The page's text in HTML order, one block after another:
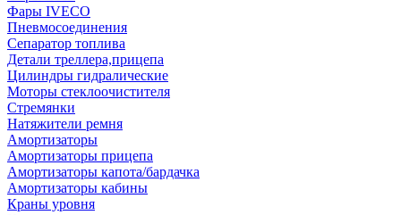
Фары IVECO
Пневмосоединения
Сепаратор топлива
Детали треллера,прицепа
Цилиндры гидралические
Моторы стеклоочистителя
Стремянки
Натяжители ремня
Амортизаторы
Амортизаторы прицепа
Амортизаторы капота/бардачка
Амортизаторы кабины
Краны уровня